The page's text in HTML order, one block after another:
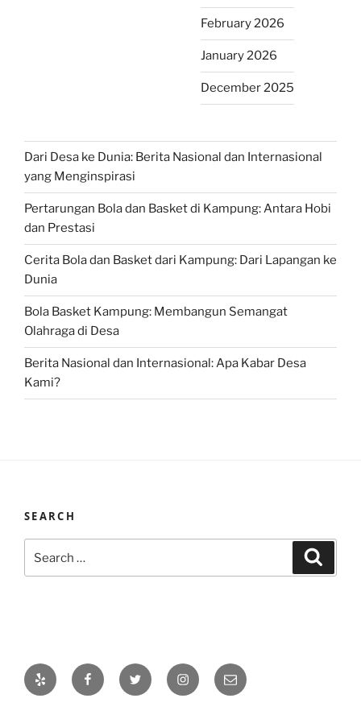
February 2026
January 2026
December 2025
Dari Desa ke Dunia: Berita Nasional dan Internasional
yang Menginspirasi
Pertarungan Bola dan Basket di Kampung: Antara Hobi
dan Prestasi
Cerita Bola dan Basket dari Kampung: Dari Lapangan ke
Dunia
Bola Basket Kampung: Membangun Semangat
Olahraga di Desa
Berita Nasional dan Internasional: Apa Kabar Desa
Kami?
SEARCH
for:
Yelp FacebookTwitter InstagramEmail